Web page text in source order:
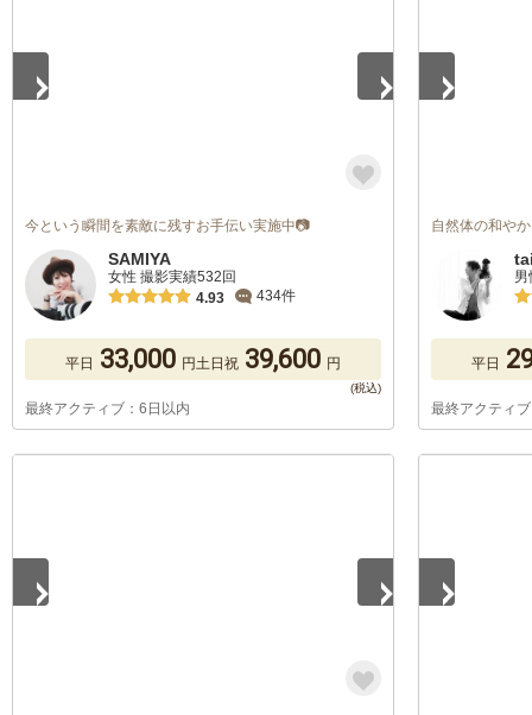
今という瞬間を素敵に残すお手伝い実施中📷
SAMIYA
女性 撮影実績532回
4.93
434件
平日 33,000 円土日祝 39,600 円
最終アクティブ：6日以内
自然体の和や
平日
最終アクティ